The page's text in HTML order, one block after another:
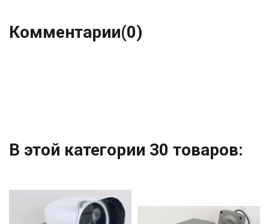
Комментарии(0)
В этой категории 30 товаров: